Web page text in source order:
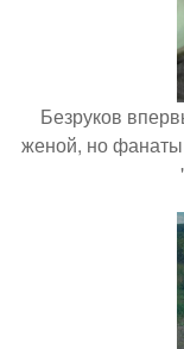
Безруков
женой, но